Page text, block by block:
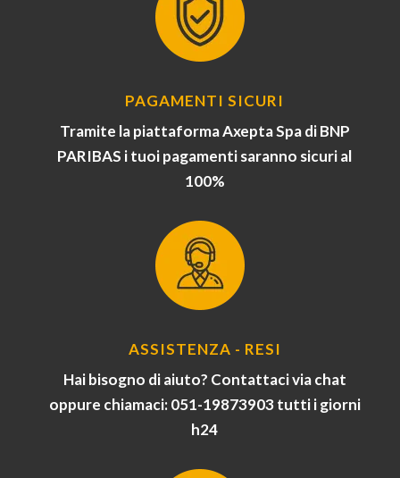
PAGAMENTI SICURI
Tramite la piattaforma Axepta Spa di BNP
PARIBAS i tuoi pagamenti saranno sicuri al
100%
ASSISTENZA - RESI
Hai bisogno di aiuto? Contattaci via chat
oppure chiamaci: 051-19873903 tutti i giorni
h24